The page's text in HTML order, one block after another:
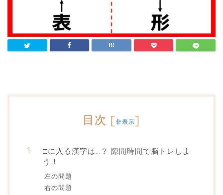
目次 [非表示]
□に入る漢字は…？ 隙間時間で脳トレしよ
う！
左の問題
右の問題